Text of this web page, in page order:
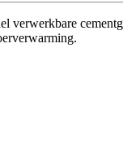
verwerkbare